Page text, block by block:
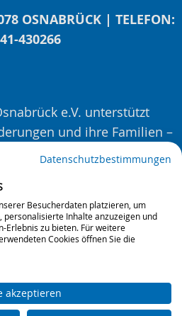
OSNABRÜCK | TELEFON:
430266
e.V. unterstützt
und ihre Familien –
und Projekten.
Für eine inklusivere
Datenschutzbestimmungen
Besucherdaten platzieren, um
personalisierte Inhalte anzuzeigen und
Erlebnis zu bieten. Für weitere
Cookies öffnen Sie die
akzeptieren